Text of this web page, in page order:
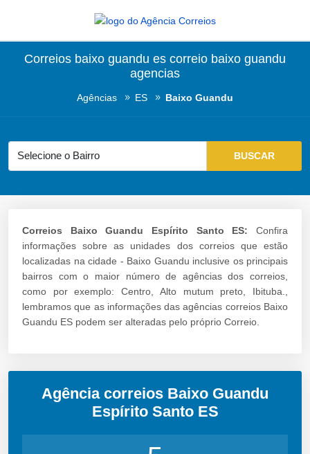
Correios baixo guandu es correio baixo guandu
agencias
Agências ES Baixo Guandu
Correios Baixo Guandu Espírito Santo ES: Confira
informações sobre as unidades dos correios que estão
localizadas na cidade - Baixo Guandu inclusive os principais
bairros com o maior número de agências dos correios,
como por exemplo: Centro, Alto mutum preto, Ibituba.,
lembramos que as informações das agências correios Baixo
Guandu ES podem ser alteradas pelo próprio Correio.
Agência correios Baixo Guandu
Espírito Santo ES